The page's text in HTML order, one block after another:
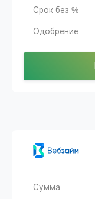
Срок без %
Одобрение
Сумма